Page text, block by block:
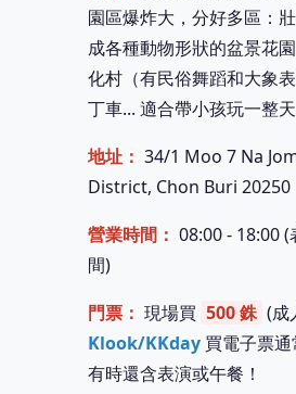
園區爆炸大，分好多區：
成各種動物形狀的盆景花
化村（有民俗舞蹈和大象
丁車... 適合帶小孩玩一整天
地址： 34/1 Moo 7 Na
District, Chon Buri 20250
營業時間： 08:00 - 18:00
間)
門票： 現場買 500 銖 (成
Klook/KKday 買電子票通
有時還含表演或午餐！